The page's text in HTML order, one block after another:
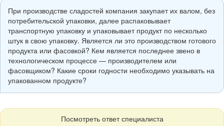
При производстве сладостей компания закупает их валом, без
потребительской упаковки, далее распаковывает
транспортную упаковку и упаковывает продукт по несколько
штук в свою упаковку. Является ли это производством готового
продукта или фасовкой? Кем является последнее звено в
технологическом процессе — производителем или
фасовщиком? Какие сроки годности необходимо указывать на
упакованном продукте?
Посмотреть ответ специалиста